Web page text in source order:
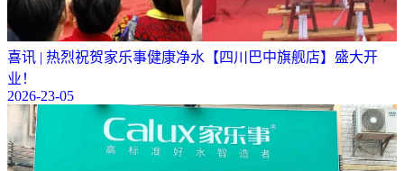
喜讯 | 热烈祝贺家乐事健康净水【四川巴中旗舰店】盛大开
业！
2026-23-05